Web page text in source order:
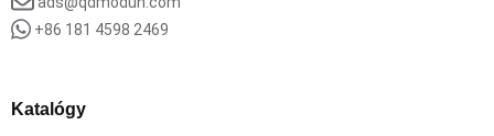
+86 181 4598 2469
Katalógy